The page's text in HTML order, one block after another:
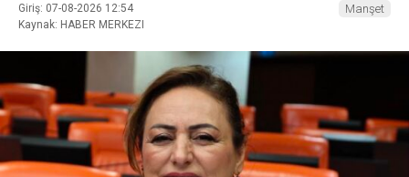
Giriş: 07-08-2026 12:54
Kaynak: HABER MERKEZI
Manşet